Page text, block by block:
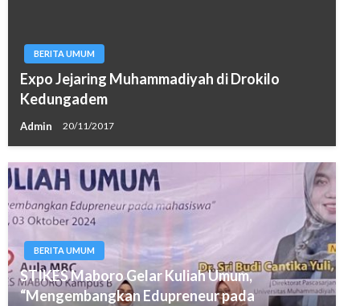
BERITA UMUM
Expo Jejaring Muhammadiyah di Drokilo
Kedungadem
Admin 20/11/2017
BERITA UMUM
STIKES Maboro Gelar Kuliah Umum,
“Mengembangkan Edupreneur pada